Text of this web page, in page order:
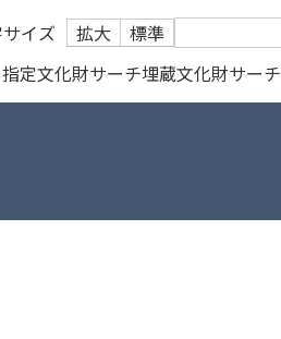
イズ 拡大 標準
指定文化財サーチ埋蔵文化財サーチ